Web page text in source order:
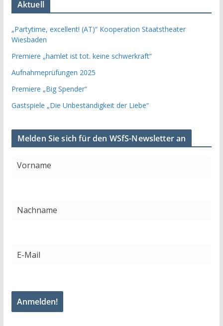
Aktuell
„Partytime, excellent! (AT)“ Kooperation Staatstheater
Wiesbaden
Premiere „hamlet ist tot. keine schwerkraft“
Aufnahmeprüfungen 2025
Premiere „Big Spender“
Gastspiele „Die Unbeständigkeit der Liebe“
Melden Sie sich für den WSfS-Newsletter an